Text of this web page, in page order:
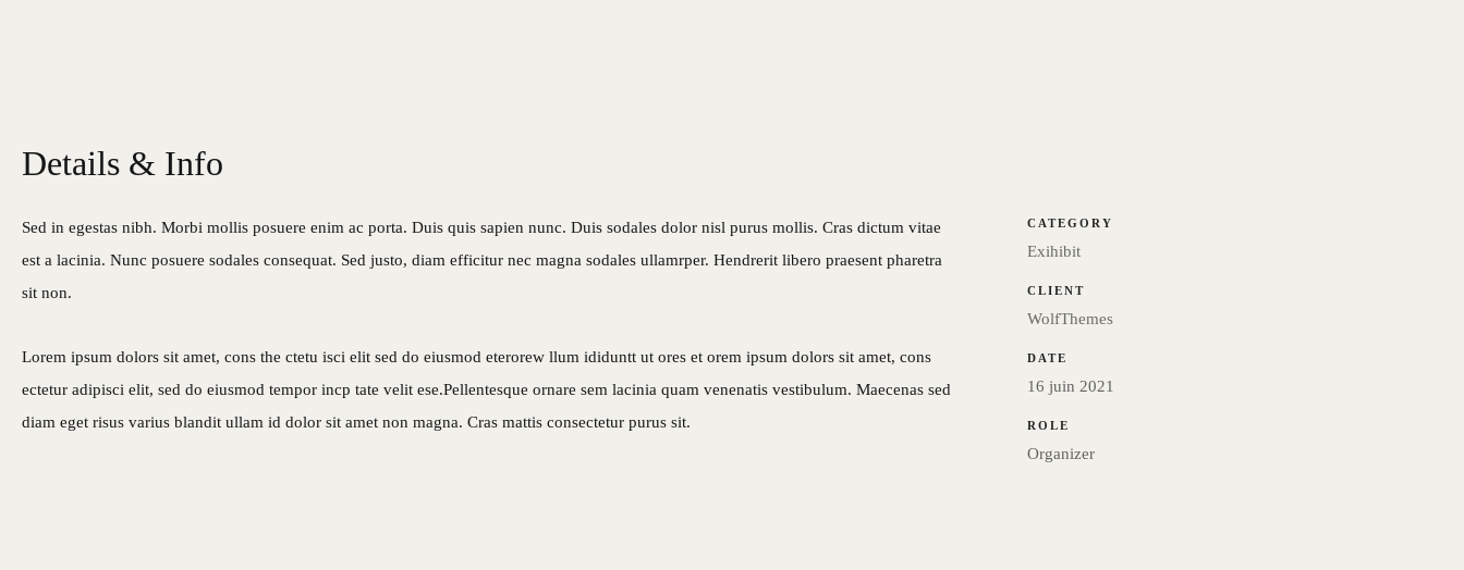
Details & Info
Sed in egestas nibh. Morbi mollis posuere enim ac porta. Duis quis sapien nunc. Duis sodales dolor nisl purus mollis. Cras dictum vitae
est a lacinia. Nunc posuere sodales consequat. Sed justo, diam efficitur nec magna sodales ullamrper. Hendrerit libero praesent pharetra
sit non.
Lorem ipsum dolors sit amet, cons the ctetu isci elit sed do eiusmod eterorew llum ididuntt ut ores et orem ipsum dolors sit amet, cons
ectetur adipisci elit, sed do eiusmod tempor incp tate velit ese.Pellentesque ornare sem lacinia quam venenatis vestibulum. Maecenas sed
diam eget risus varius blandit ullam id dolor sit amet non magna. Cras mattis consectetur purus sit.
CATEGORY
Exihibit
CLIENT
WolfThemes
DATE
16 juin 2021
ROLE
Organizer